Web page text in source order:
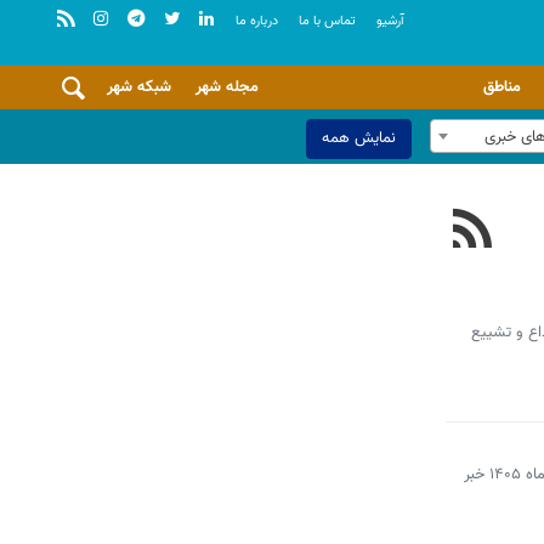
آرشيو تماس با ما درباره ما
مناطق شبکه شهر
مجله شهر
خبری نمایش همه
ایام وداع و تشییع
رئیس سامانه مدیریت شهری و نظارت همگانی شهرداری تهران از ثبت بیش از ۲۱۶ هزار تماس از روز ابتدایی جنگ رمضان تا ۲۸ اردیبهشت ماه ۱۴۰۵ خبر